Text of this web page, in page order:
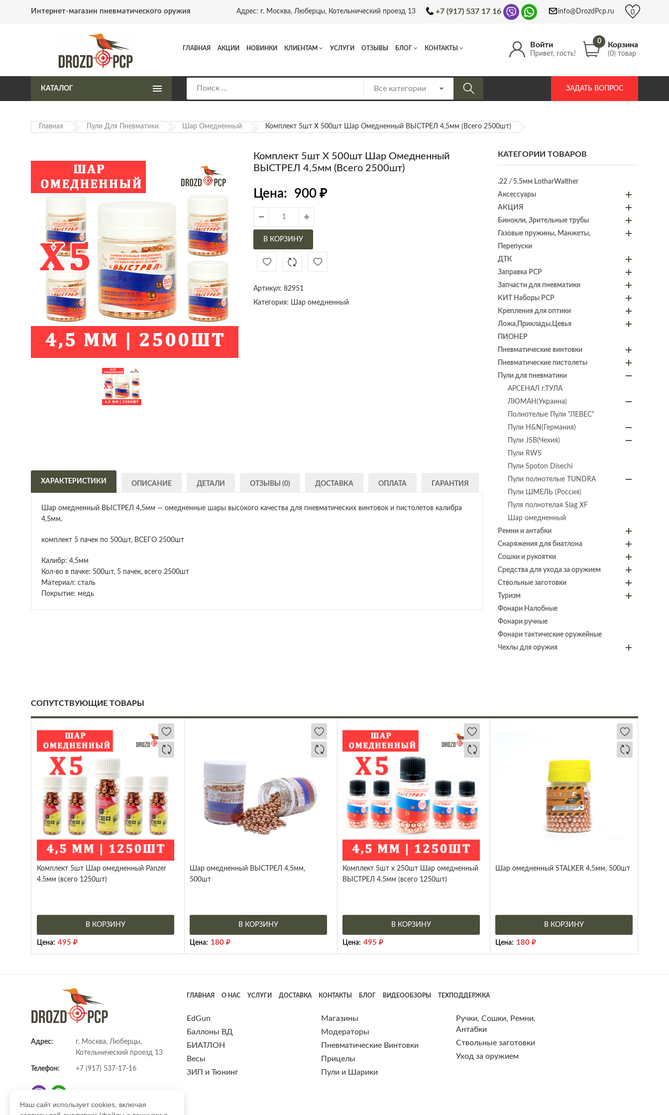
Интернет-магазин пневматического оружия Адрес: г. Москва, Люберцы, Котельнический проезд 13 +7 (917) 537 17 16 info@DrozdPcp.ru 0
Войти
Привет, гость!
0 Корзина
(0) товар
ГЛАВНАЯ АКЦИИ НОВИНКИ КЛИЕНТАМ УСЛУГИ ОТЗЫВЫ БЛОГ КОНТАКТЫ
КАТАЛОГ ЗАДАТЬ ВОПРОС
Главная Пули Для Пневматики Шар Омедненный Комплект 5шт Х 500шт Шар Омедненный ВЫСТРЕЛ 4,5мм (всего 2500шт)
Комплект 5шт Х 500шт Шар Омедненный
ВЫСТРЕЛ 4,5мм (всего 2500шт)
Цена: 900 ₽
В КОРЗИНУ
Артикул: 82951
Категория: Шар омедненный
ХАРАКТЕРИСТИКИ ОПИСАНИЕ ДЕТАЛИ ОТЗЫВЫ (0) ДОСТАВКА ОПЛАТА ГАРАНТИЯ
Шар омедненный ВЫСТРЕЛ 4,5мм — омедненные шары высокого качества для пневматических винтовок и пистолетов калибра
4,5мм.
комплект 5 пачек по 500шт, ВСЕГО 2500шт
Калибр: 4,5мм
Кол-во в пачке: 500шт, 5 пачек, всего 2500шт
Материал: сталь
Покрытие: медь
КАТЕГОРИИ ТОВАРОВ
.22 / 5.5мм LotharWalther
Аксессуары
АКЦИЯ
Бинокли, Зрительные трубы
Газовые пружины, Манжеты,
Перепуски
ДТК
Заправка PCP
Запчасти для пневматики
КИТ Наборы PCP
Крепления для оптики
Ложа,Приклады,Цевья
ПИОНЕР
Пневматические винтовки
Пневматические пистолеты
Пули для пневматики
АРСЕНАЛ г.ТУЛА
ЛЮМАН(Украина)
Полнотелые Пули "ЛЕВЕС"
Пули H&N(Германия)
Пули JSB(Чехия)
Пули RWS
Пули Spoton Disechi
Пули полнотелые TUNDRA
Пули ШМЕЛЬ (Россия)
Пуля полнотелая Slag XF
Шар омедненный
Ремни и антабки
Снаряжения для биатлона
Сошки и рукоятки
Средства для ухода за оружием
Ствольные заготовки
Туризм
Фонари Налобные
Фонари ручные
Фонари тактические оружейные
Чехлы для оружия
СОПУТСТВУЮЩИЕ ТОВАРЫ
Комплект 5шт Шар омедненный Panzer
4.5мм (всего 1250шт)
В КОРЗИНУ
Цена: 495 ₽
Шар омедненный ВЫСТРЕЛ 4,5мм,
500шт
В КОРЗИНУ
Цена: 180 ₽
Комплект 5шт х 250шт Шар омедненный
ВЫСТРЕЛ 4.5мм (всего 1250шт)
В КОРЗИНУ
Цена: 495 ₽
Шар омедненный STALKER 4,5мм, 500шт
В КОРЗИНУ
Цена: 180 ₽
Адрес:
г. Москва, Люберцы,
Котельнический проезд 13
Телефон: +7 (917) 537-17-16
ГЛАВНАЯ О НАС УСЛУГИ ДОСТАВКА КОНТАКТЫ БЛОГ ВИДЕООБЗОРЫ ТЕХПОДДЕРЖКА
EdGun
Баллоны ВД
БИАТЛОН
Весы
ЗИП и Тюнинг
Магазины
Модераторы
Пневматические Винтовки
Прицелы
Пули и Шарики
Ручки, Сошки, Ремни,
Антабки
Ствольные заготовки
Уход за оружием
Наш сайт использует cookies, включая